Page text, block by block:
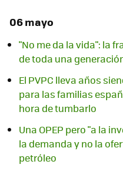
06 mayo
"No me da la vida": la
de toda una
El PVPC lleva años
para las familias
hora de tumbarlo
Una OPEP pero "a la
la demanda y no la
petróleo